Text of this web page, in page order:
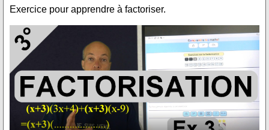
Exercice pour apprendre à factoriser.